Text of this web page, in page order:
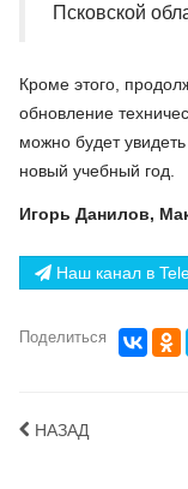
Псковской
Кроме этого,
обновление
можно будет
новый учебный год.
Игорь Данилов,
Наш канал в
Поделиться
НАЗАД